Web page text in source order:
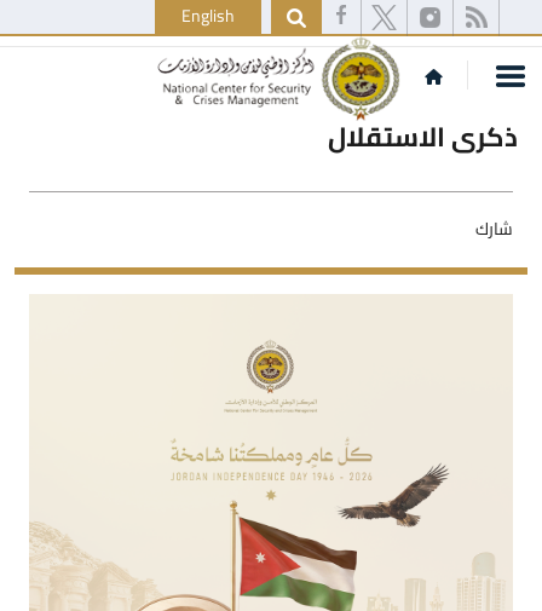
English
ذكرى الاستقلال
شارك